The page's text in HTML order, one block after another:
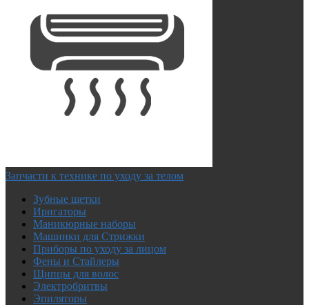
Запчасти к технике по уходу за телом
Зубные щетки
Иригаторы
Маникюрные наборы
Машинки для Стрижки
Приборы по уходу за лицом
Фены и Стайлеры
Щипцы для волос
Электробритвы
Эпиляторы